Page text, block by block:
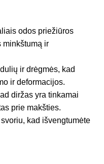
odos priežiūros
minkštumą ir
ir drėgmės, kad
ir deformacijos.
diržas yra tinkamai
prie makšties.
kad išvengtumėte